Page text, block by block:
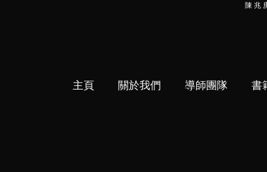
陳 兆
主頁 關於我們 導師團隊 書